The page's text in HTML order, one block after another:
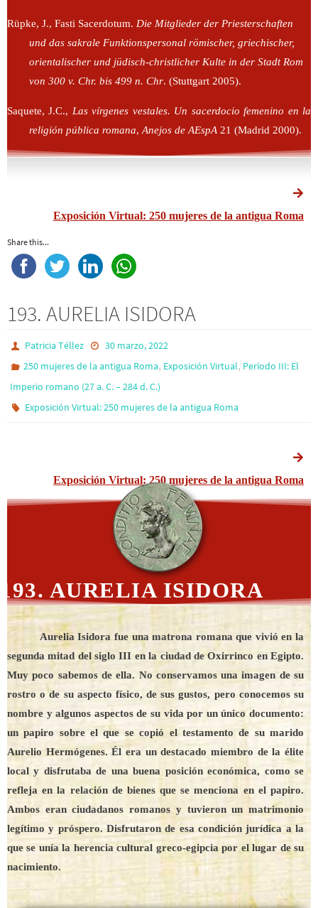
Rüpke, J., Fasti Sacerdotum. Die Mitglieder der Priesterschaften
und das sakrale Funktionspersonal römischer, griechischer,
orientalischer und jüdisch-christlicher Kulte in der Stadt Rom
von 300 v. Chr. bis 499 n. Chr. (Stuttgart 2005).
Saquete, J.C., Las vírgenes vestales. Un sacerdocio femenino en la
religión pública romana, Anejos de AEspA21 (Madrid 2000).
Exposición Virtual: 250 mujeres de la antigua Roma
Share this...
193. AURELIA ISIDORA
Patricia Téllez
30 marzo, 2022
250 mujeres de la antigua Roma, Exposición Virtual, Período III: El
Imperio romano (27 a. C. – 284 d. C.)
Exposición Virtual: 250 mujeres de la antigua Roma
Exposición Virtual: 250 mujeres de la antigua Roma
193. AURELIA ISIDORA
Aurelia Isidora fue una matrona romana que vivió en la
segunda mitad del siglo III en la ciudad de Oxirrinco en Egipto.
Muy poco sabemos de ella. No conservamos una imagen de su
rostro o de su aspecto físico, de sus gustos, pero conocemos su
nombre y algunos aspectos de su vida por un único documento:
un papiro sobre el que se copió el testamento de su marido
Aurelio Hermógenes. Él era un destacado miembro de la élite
local y disfrutaba de una buena posición económica, como se
refleja en la relación de bienes que se menciona en el papiro.
Ambos eran ciudadanos romanos y tuvieron un matrimonio
legítimo y próspero. Disfrutaron de esa condición jurídica a la
que se unía la herencia cultural greco-egipcia por el lugar de su
nacimiento.